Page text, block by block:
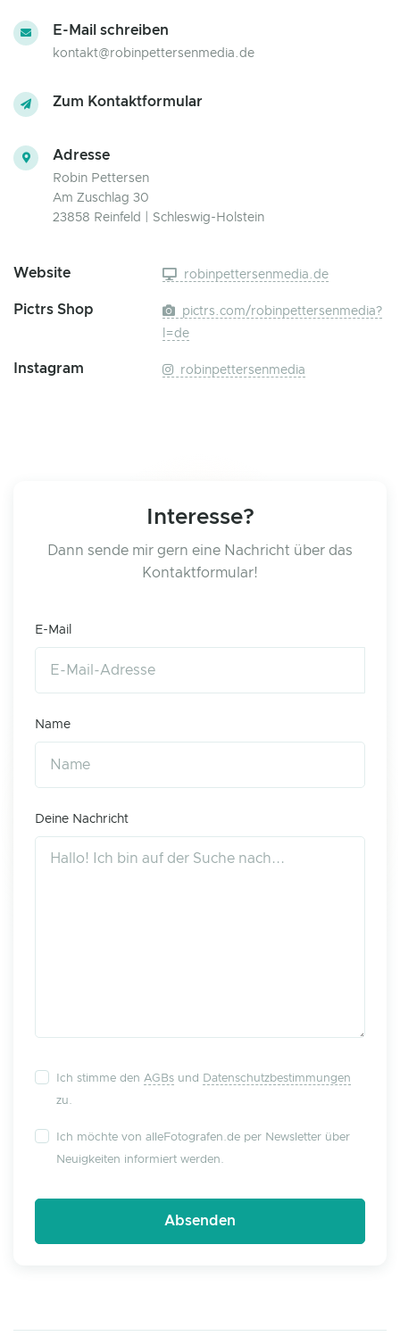
E-Mail schreiben
kontakt@robinpettersenmedia.de
Zum Kontaktformular
Adresse
Robin Pettersen
Am Zuschlag 30
23858 Reinfeld | Schleswig-Holstein
Website robinpettersenmedia.de
Pictrs Shop
pictrs.com/robinpettersenmedia?
l=de
Instagram robinpettersenmedia
Interesse?
Dann sende mir gern eine Nachricht über das
Kontaktformular!
E-Mail
Name
Deine Nachricht
Ich stimme den AGBs und
Datenschutzbestimmungen
zu.
Ich möchte von alleFotografen.de per Newsletter über
Neuigkeiten informiert werden.